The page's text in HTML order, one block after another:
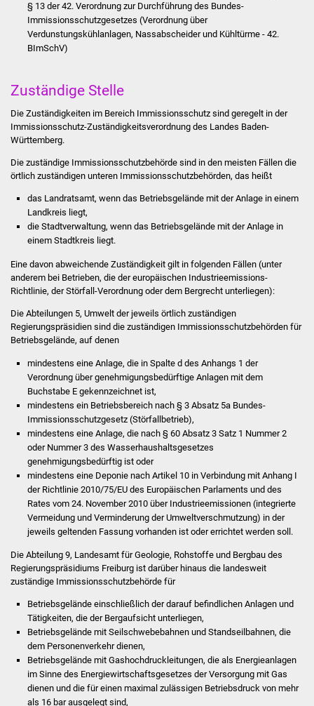
Projekte
Sanierung Bizethalle
Presse
Dienstleistungen
Lebenslagen
Bürgerinfos
Bildung
Schulen
Kindergärten
Kolping-Musikschule
Soziale Einrichtungen
Kirchen
Jugendhaus
§ 13 der 42. Verordnung zur Durchführung des Bundes-
Immissionsschutzgesetzes (Verordnung über
Verdunstungskühlanlagen, Nassabscheider und Kühltürme - 42.
BImSchV)
Zuständige Stelle
Die Zuständigkeiten im Bereich Immissionsschutz sind geregelt in der
Immissionsschutz-Zuständigkeitsverordnung des Landes Baden-
Württemberg.
Die zuständige Immissionsschutzbehörde sind in den meisten Fällen die
örtlich zuständigen unteren Immissionsschutzbehörden, das heißt
das Landratsamt, wenn das Betriebsgelände mit der Anlage in einem
Landkreis liegt,
die Stadtverwaltung, wenn das Betriebsgelände mit der Anlage in
einem Stadtkreis liegt.
Eine davon abweichende Zuständigkeit gilt in folgenden Fällen (unter
anderem bei Betrieben, die der europäischen Industrieemissions-
Richtlinie, der Störfall-Verordnung oder dem Bergrecht unterliegen):
Die Abteilungen 5, Umwelt der jeweils örtlich zuständigen
Regierungspräsidien sind die zuständigen Immissionsschutzbehörden für
Betriebsgelände, auf denen
mindestens eine Anlage, die in Spalte d des Anhangs 1 der
Verordnung über genehmigungsbedürftige Anlagen mit dem
Buchstabe E gekennzeichnet ist,
mindestens ein Betriebsbereich nach § 3 Absatz 5a Bundes-
Immissionsschutzgesetz (Störfallbetrieb),
mindestens eine Anlage, die nach § 60 Absatz 3 Satz 1 Nummer 2
oder Nummer 3 des Wasserhaushaltsgesetzes
genehmigungsbedürftig ist oder
mindestens eine Deponie nach Artikel 10 in Verbindung mit Anhang I
der Richtlinie 2010/75/EU des Europäischen Parlaments und des
Rates vom 24. November 2010 über Industrieemissionen (integrierte
Vermeidung und Verminderung der Umweltverschmutzung) in der
jeweils geltenden Fassung vorhanden ist oder errichtet werden soll.
Die Abteilung 9, Landesamt für Geologie, Rohstoffe und Bergbau des
Regierungspräsidiums Freiburg ist darüber hinaus die landesweit
zuständige Immissionsschutzbehörde für
Betriebsgelände einschließlich der darauf befindlichen Anlagen und
Tätigkeiten, die der Bergaufsicht unterliegen,
Betriebsgelände mit Seilschwebebahnen und Standseilbahnen, die
dem Personenverkehr dienen,
Betriebsgelände mit Gashochdruckleitungen, die als Energieanlagen
im Sinne des Energiewirtschaftsgesetzes der Versorgung mit Gas
dienen und die für einen maximal zulässigen Betriebsdruck von mehr
als 16 bar ausgelegt sind,